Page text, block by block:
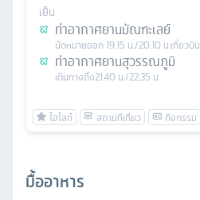
เย็น
ท่าอากาศยานมัณฑะเลย์
นัดหมายออก19.15 น./20.10 น.เที่ยวบิน
ท่าอากาศยานสุวรรณภูมิ
เดินทางถึง21.40 น./22.35 น.
มื้ออาหาร